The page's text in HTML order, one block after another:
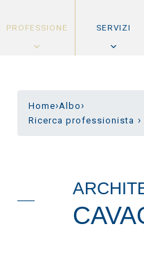
PROFESSIONE SERVIZI
Home›Albo›
Ricerca professionista ›